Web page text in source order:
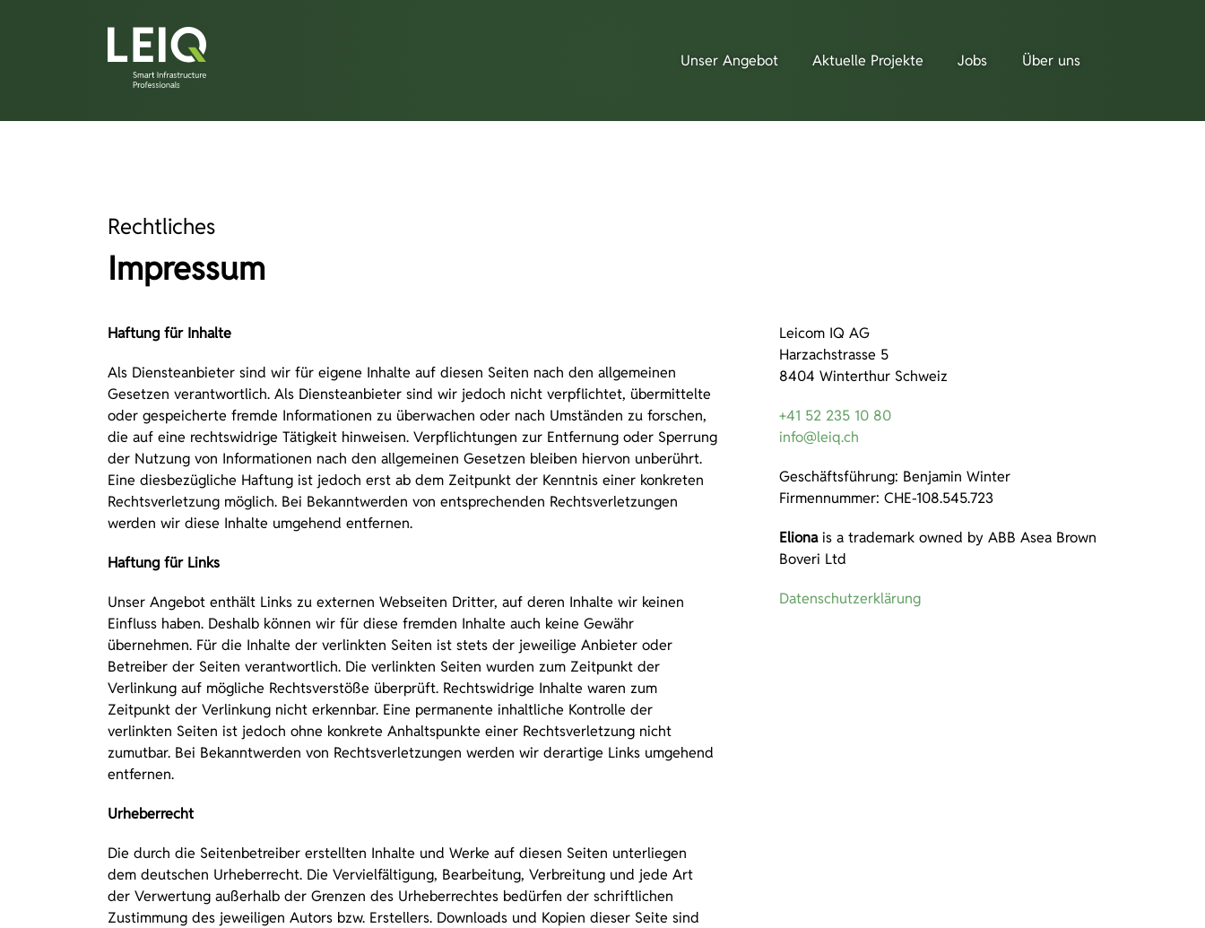
Unser Angebot Aktuelle Projekte Jobs Über uns
Impressum
Rechtliches
Haftung für Inhalte
Als Diensteanbieter sind wir für eigene Inhalte auf diesen Seiten nach den allgemeinen
Gesetzen verantwortlich. Als Diensteanbieter sind wir jedoch nicht verpflichtet, übermittelte
oder gespeicherte fremde Informationen zu überwachen oder nach Umständen zu forschen,
die auf eine rechtswidrige Tätigkeit hinweisen. Verpflichtungen zur Entfernung oder Sperrung
der Nutzung von Informationen nach den allgemeinen Gesetzen bleiben hiervon unberührt.
Eine diesbezügliche Haftung ist jedoch erst ab dem Zeitpunkt der Kenntnis einer konkreten
Rechtsverletzung möglich. Bei Bekanntwerden von entsprechenden Rechtsverletzungen
werden wir diese Inhalte umgehend entfernen.
Haftung für Links
Unser Angebot enthält Links zu externen Webseiten Dritter, auf deren Inhalte wir keinen
Einfluss haben. Deshalb können wir für diese fremden Inhalte auch keine Gewähr
übernehmen. Für die Inhalte der verlinkten Seiten ist stets der jeweilige Anbieter oder
Betreiber der Seiten verantwortlich. Die verlinkten Seiten wurden zum Zeitpunkt der
Verlinkung auf mögliche Rechtsverstöße überprüft. Rechtswidrige Inhalte waren zum
Zeitpunkt der Verlinkung nicht erkennbar. Eine permanente inhaltliche Kontrolle der
verlinkten Seiten ist jedoch ohne konkrete Anhaltspunkte einer Rechtsverletzung nicht
zumutbar. Bei Bekanntwerden von Rechtsverletzungen werden wir derartige Links umgehend
entfernen.
Urheberrecht
Die durch die Seitenbetreiber erstellten Inhalte und Werke auf diesen Seiten unterliegen
dem deutschen Urheberrecht. Die Vervielfältigung, Bearbeitung, Verbreitung und jede Art
der Verwertung außerhalb der Grenzen des Urheberrechtes bedürfen der schriftlichen
Zustimmung des jeweiligen Autors bzw. Erstellers. Downloads und Kopien dieser Seite sind
Leicom IQ AG
Harzachstrasse 5
8404 Winterthur Schweiz
+41 52 235 10 80
info@leiq.ch
Geschäftsführung: Benjamin Winter
Firmennummer: CHE-108.545.723
Elionais a trademark owned by ABB Asea Brown
Boveri Ltd
Datenschutzerklärung